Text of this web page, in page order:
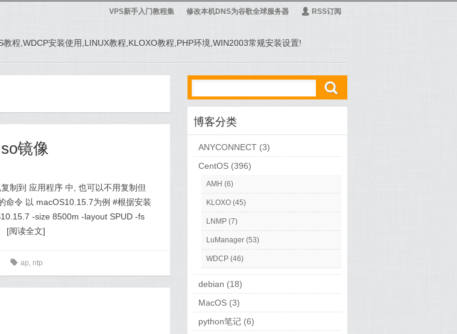
程,WDCP安装使用,LINUX教程,KLOXO教程,PHP环境,WIN2003常规安装设置!
VPS新手入门教程集 修改本机DNS为谷歌全球服务器 Ą RSS订阅
镜像
制到 应用程序 中, 也可以不用复制但
命令 以 macOS10.15.7为例 #根据安装
-size 8500m -layout SPUD -fs
[阅读全文]
0 ap, ntp
ő
博客分类
ANYCONNECT (3)
CentOS (396)
AMH (6)
KLOXO (45)
LNMP (7)
LuManager (53)
WDCP (46)
debian (18)
MacOS (3)
python笔记 (6)